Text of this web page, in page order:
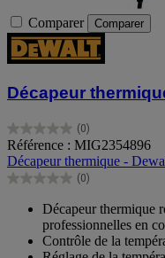
Comparer Comparer
Décapeur
(0)
0.0
sur
5
étoiles.
Référence : MIG2354896
Décapeur thermique -
(0)
0.0
étoiles.
Décapeur thermique
professionnelles en
Contrôle de la